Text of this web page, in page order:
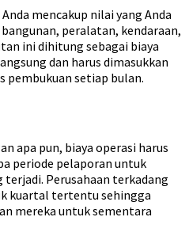
mencakup nilai yang Anda
peralatan, kendaraan,
ini dihitung sebagai biaya
dan harus dimasukkan
pembukuan setiap bulan.
apa pun, biaya operasi harus
periode pelaporan untuk
Perusahaan terkadang
kuartal tertentu sehingga
mereka untuk sementara